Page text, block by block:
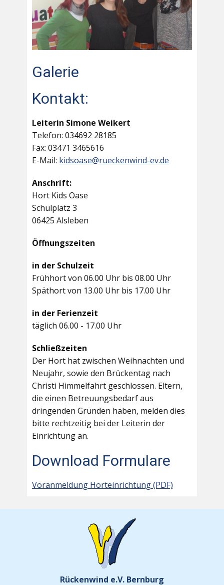
Galerie
Kontakt:
Leiterin Simone Weikert
Telefon: 034692 28185
Fax: 03471 3465616
E-Mail: kidsoase@rueckenwind-ev.de
Anschrift:
Hort Kids Oase
Schulplatz 3
06425 Alsleben
Öffnungszeiten
in der Schulzeit
Frühhort von 06.00 Uhr bis 08.00 Uhr
Späthort von 13.00 Uhr bis 17.00 Uhr
in der Ferienzeit
täglich 06.00 - 17.00 Uhr
Schließzeiten
Der Hort hat zwischen Weihnachten und
Neujahr, sowie den Brückentag nach
Christi Himmelfahrt geschlossen. Eltern,
die einen Betreuungsbedarf aus
dringenden Gründen haben, melden dies
bitte rechtzeitig bei der Leiterin der
Einrichtung an.
Download Formulare
Voranmeldung Horteinrichtung (PDF)
Rückenwind e.V. Bernburg